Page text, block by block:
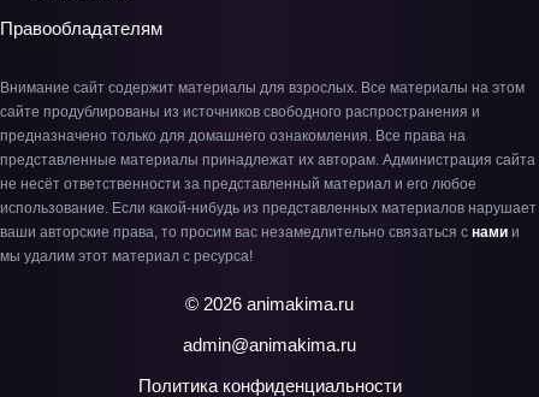
Правообладателям
Внимание сайт содержит материалы для взрослых. Все материалы на этом
сайте продублированы из источников свободного распространения и
предназначено только для домашнего ознакомления. Все права на
представленные материалы принадлежат их авторам. Администрация сайта
не несёт ответственности за представленный материал и его любое
использование. Если какой-нибудь из представленных материалов нарушает
ваши авторские права, то просим вас незамедлительно связаться с нами и
мы удалим этот материал с ресурса!
© 2026 animakima.ru
admin@animakima.ru
Политика конфиденциальности